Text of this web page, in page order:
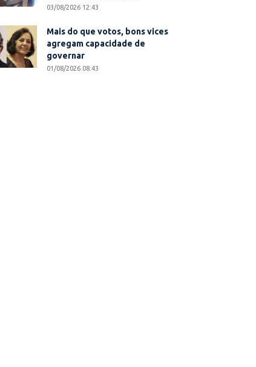
03/08/2026 12:43
Mais do que votos, bons vices
agregam capacidade de
governar
01/08/2026 08:43